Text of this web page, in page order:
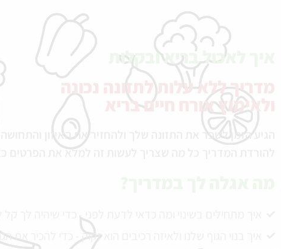
איך לאכול בריא ובקלות
מדריך ללא עלות לתזונה נכונה
ולאימוץ אורח חיים בריא
הגיע הזמן לשפר את התזונה שלך ולהחזיר את האיזון
להורדת המדריך כל מה שצריך לעשות זה למלא את הפרטים
איך מתחילים בשינוי ומה כדאי לדעת לפני - כדי שיהיה לך
איך בנוי הגוף שלנו ולאיזה רכיבים הוא זקוק - כדי להכיר את